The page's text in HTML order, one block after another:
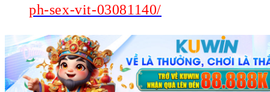
ph-sex-vit-03081140/